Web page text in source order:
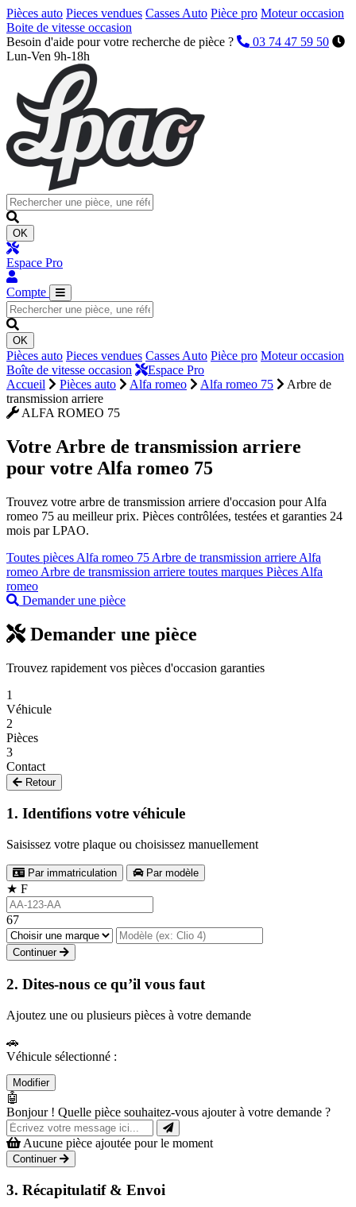
Pièces auto Pieces vendues Casses Auto Pièce pro Moteur occasion
Boite de vitesse occasion
Besoin d'aide pour votre recherche de pièce ?
03 74 47 59 50
Lun-Ven 9h-18h
OK
Espace Pro
Compte
OK
Pièces auto Pieces vendues Casses Auto Pièce pro Moteur occasion
Boîte de vitesse occasion
Espace Pro
Accueil
Pièces auto Alfa romeo Alfa romeo 75
Arbre de
transmission arriere
ALFA ROMEO 75
Votre Arbre de transmission arriere
pour votre Alfa romeo 75
Trouvez votre arbre de transmission arriere d'occasion pour Alfa
romeo 75 au meilleur prix. Pièces contrôlées, testées et garanties 24
mois par LPAO.
Toutes pièces Alfa romeo 75 Arbre de transmission arriere Alfa
romeo Arbre de transmission arriere toutes marques Pièces Alfa
romeo
Demander une pièce
Demander une pièce
Trouvez rapidement vos pièces d'occasion garanties
1
Véhicule
2
Pièces
3
Contact
Retour
1. Identifions votre véhicule
Saisissez votre plaque ou choisissez manuellement
Par immatriculation Par modèle
★ F
67
Continuer
2. Dites-nous ce qu’il vous faut
Ajoutez une ou plusieurs pièces à votre demande
🚗
Véhicule sélectionné :
Modifier
🤖
Bonjour ! Quelle pièce souhaitez-vous ajouter à votre demande ?
Aucune pièce ajoutée pour le moment
Continuer
3. Récapitulatif & Envoi